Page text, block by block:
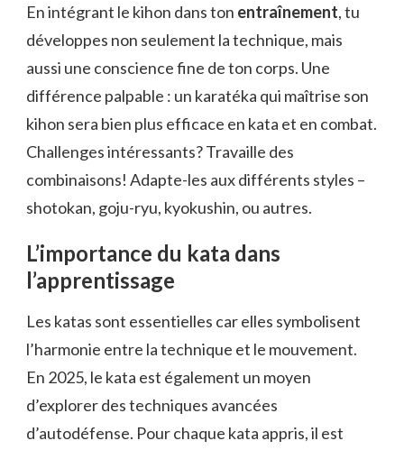
En intégrant le kihon dans ton entraînement, tu
développes non seulement la technique, mais
aussi une conscience fine de ton corps. Une
différence palpable : un karatéka qui maîtrise son
kihon sera bien plus efficace en kata et en combat.
Challenges intéressants? Travaille des
combinaisons! Adapte-les aux différents styles –
shotokan, goju-ryu, kyokushin, ou autres.
L’importance du kata dans
l’apprentissage
Les katas sont essentielles car elles symbolisent
l’harmonie entre la technique et le mouvement.
En 2025, le kata est également un moyen
d’explorer des techniques avancées
d’autodéfense. Pour chaque kata appris, il est